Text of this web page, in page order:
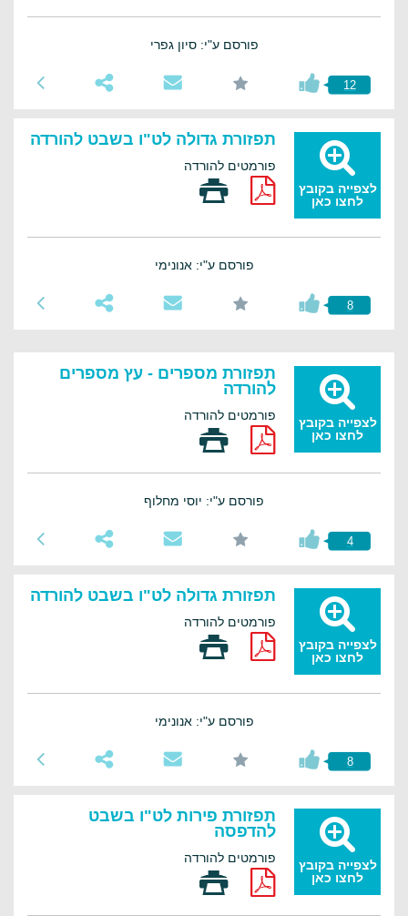
פורסם ע"י: סיון גפרי
12
לצפייה בקובץ
לחצו כאן
תפזורת גדולה לט"ו בשבט להורדה
פורמטים להורדה
פורסם ע"י: אנונימי
8
לצפייה בקובץ
לחצו כאן
תפזורת מספרים - עץ מספרים
להורדה
פורמטים להורדה
פורסם ע"י: יוסי מחלוף
4
לצפייה בקובץ
לחצו כאן
תפזורת גדולה לט"ו בשבט להורדה
פורמטים להורדה
פורסם ע"י: אנונימי
8
לצפייה בקובץ
לחצו כאן
תפזורת פירות לט"ו בשבט
להדפסה
פורמטים להורדה